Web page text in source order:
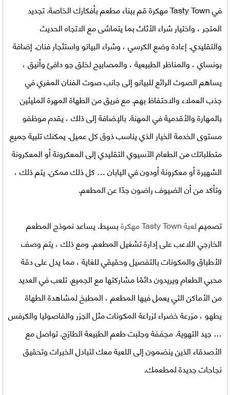
فيTasty Town مهكرة
قم ببناء مطعم بأفكارك الخاصة. تجديد
المتجر ، واختيار شراء الأثاث بما يتماشى مع الاتجاه الحديث
والتقليدي. إعادة وضع الكرسي ، وشراء البيانو واستئجار فنان. إضافة
بونساي ، والمناظر الطبيعية ، والمصابيح لخلق جو دافئ وأنيق ،
يساهم الصوت الرائع للبيانو إلى جانب صوت الفنان المغري في
جذب العملاء والاحتفاظ بهم. مع فريق من الطهاة المهرة المليئين
بالمهارة والأقدمية في المهنة. بالإضافة إلى ذلك ، يقدم موظفو
مستوى الخدمة الخيار الذي يناسب ذوق كل عميل. يمكنك تلبية جميع
متطلباتك من الطعام الآسيوي التقليدي إلى المعكرونة أو المعكرونة
الشهيرة أو معكرونة أودون في اليابان … كل ذلك ممكن. يتم ذلك ،
وتأكد من أن الضيوف راضون جدًا عن المطعم.
تصميملعبة Tasty Town مهكرة
بسيط. يساعد نموذج المطعم
الخارجي اللاعب على إدارة تشغيل المطعم. ومع ذلك ، يتم وصف
الأطباق والمكونات بالتفصيل وحقيقي للغاية ، مما يدل على دقة
محبي الطعام ويريدون دائمًا مشاركتها مع الجميع. تلعب في العديد
من الأماكن التي يعمل فيها المطعم ، المطبخ لمشاهدة الطهاة
يطهو ، مزرعة خضراء لزراعة المكونات مثل الجزر والفاصوليا والكرفس
… جيد التهوية. مجففة وجلبت طعم الطبيعة الطازج. تواصل مع
الأصدقاء الذين ينضمون إلى اللعبة معك لتبادل الخبرات وتحقيق
نجاحات جديدة لمطعمك.